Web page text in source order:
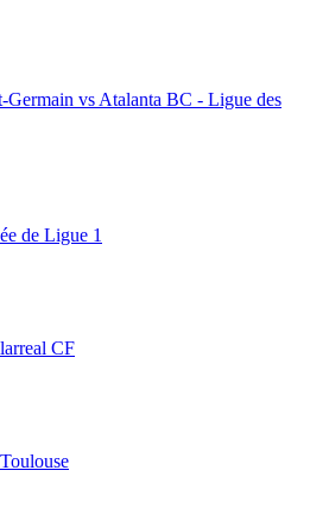
Germain vs Atalanta BC - Ligue des
de Ligue 1
CF